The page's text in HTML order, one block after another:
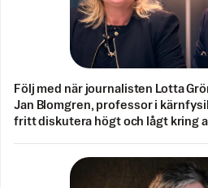
Följ med när journalisten Lotta
Jan Blomgren, professor i
fritt diskutera högt och lågt kring